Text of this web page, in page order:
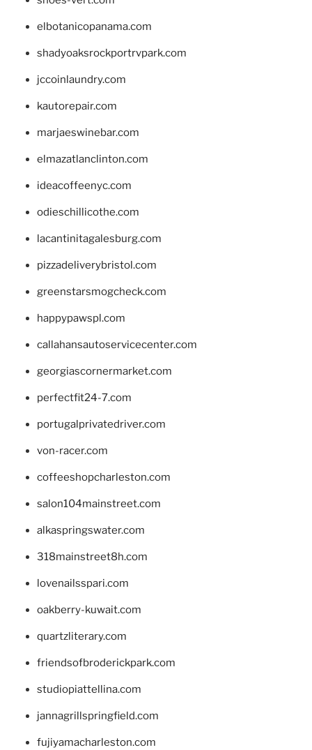
elbotanicopanama.com
shadyoaksrockportrvpark.com
jccoinlaundry.com
kautorepair.com
marjaeswinebar.com
elmazatlanclinton.com
ideacoffeenyc.com
odieschillicothe.com
lacantinitagalesburg.com
pizzadeliverybristol.com
greenstarsmogcheck.com
happypawspl.com
callahansautoservicecenter.com
georgiascornermarket.com
perfectfit24-7.com
portugalprivatedriver.com
von-racer.com
coffeeshopcharleston.com
salon104mainstreet.com
alkaspringswater.com
318mainstreet8h.com
lovenailsspari.com
oakberry-kuwait.com
quartzliterary.com
friendsofbroderickpark.com
studiopiattellina.com
jannagrillspringfield.com
fujiyamacharleston.com